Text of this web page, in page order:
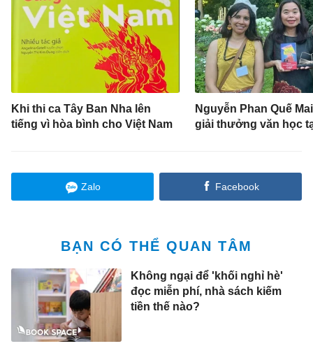
Khi thi ca Tây Ban Nha lên
tiếng vì hòa bình cho Việt Nam
Nguyễn Phan Quế
giải thưởng văn học
Zalo Facebook
BẠN CÓ THỂ QUAN TÂM
Không ngại để 'khối nghỉ hè'
đọc miễn phí, nhà sách kiếm
tiền thế nào?